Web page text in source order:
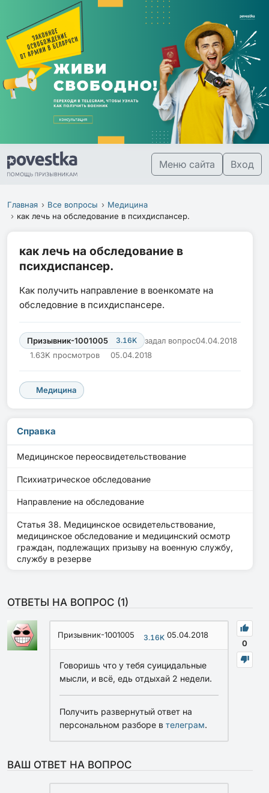
Меню сайта Вход
Главная Все вопросы
Медицина
как лечь на обследование в психдиспансер.
как лечь на обследование в
психдиспансер.
Как получить направление в военкомате на
обследовние в психдиспансере.
Призывник-1001005 3.16K задал вопрос04.04.2018
1.63K просмотров
05.04.2018
Медицина
Справка
Медицинское переосвидетельствование
Психиатрическое обследование
Направление на обследование
Статья 38. Медицинское освидетельствование,
медицинское обследование и медицинский осмотр
граждан, подлежащих призыву на военную службу,
службу в резерве
ОТВЕТЫ НА ВОПРОС (1)
0
Призывник-1001005 3.16K 05.04.2018
Говоришь что у тебя суицидальные
мысли, и всё, едь отдыхай 2 недели.
Получить развернутый ответ на
персональном разборе в телеграм.
ВАШ ОТВЕТ НА ВОПРОС